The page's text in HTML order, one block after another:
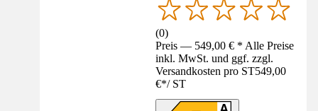
(0)
Preis — 549,00 € * Alle Preise
inkl. MwSt. und ggf. zzgl.
Versandkosten pro ST549,00
€*/ ST